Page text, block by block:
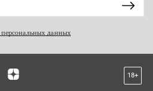
персональных данных
18+